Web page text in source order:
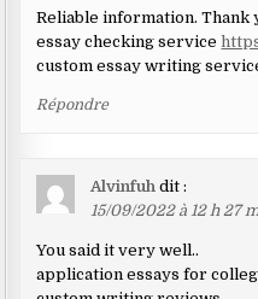
Reliable information. Thank
essay checking service
custom essay writing
Répondre
Alvinfuh dit :
15/09/2022 à 12 h 27
You said it very well..
application essays for